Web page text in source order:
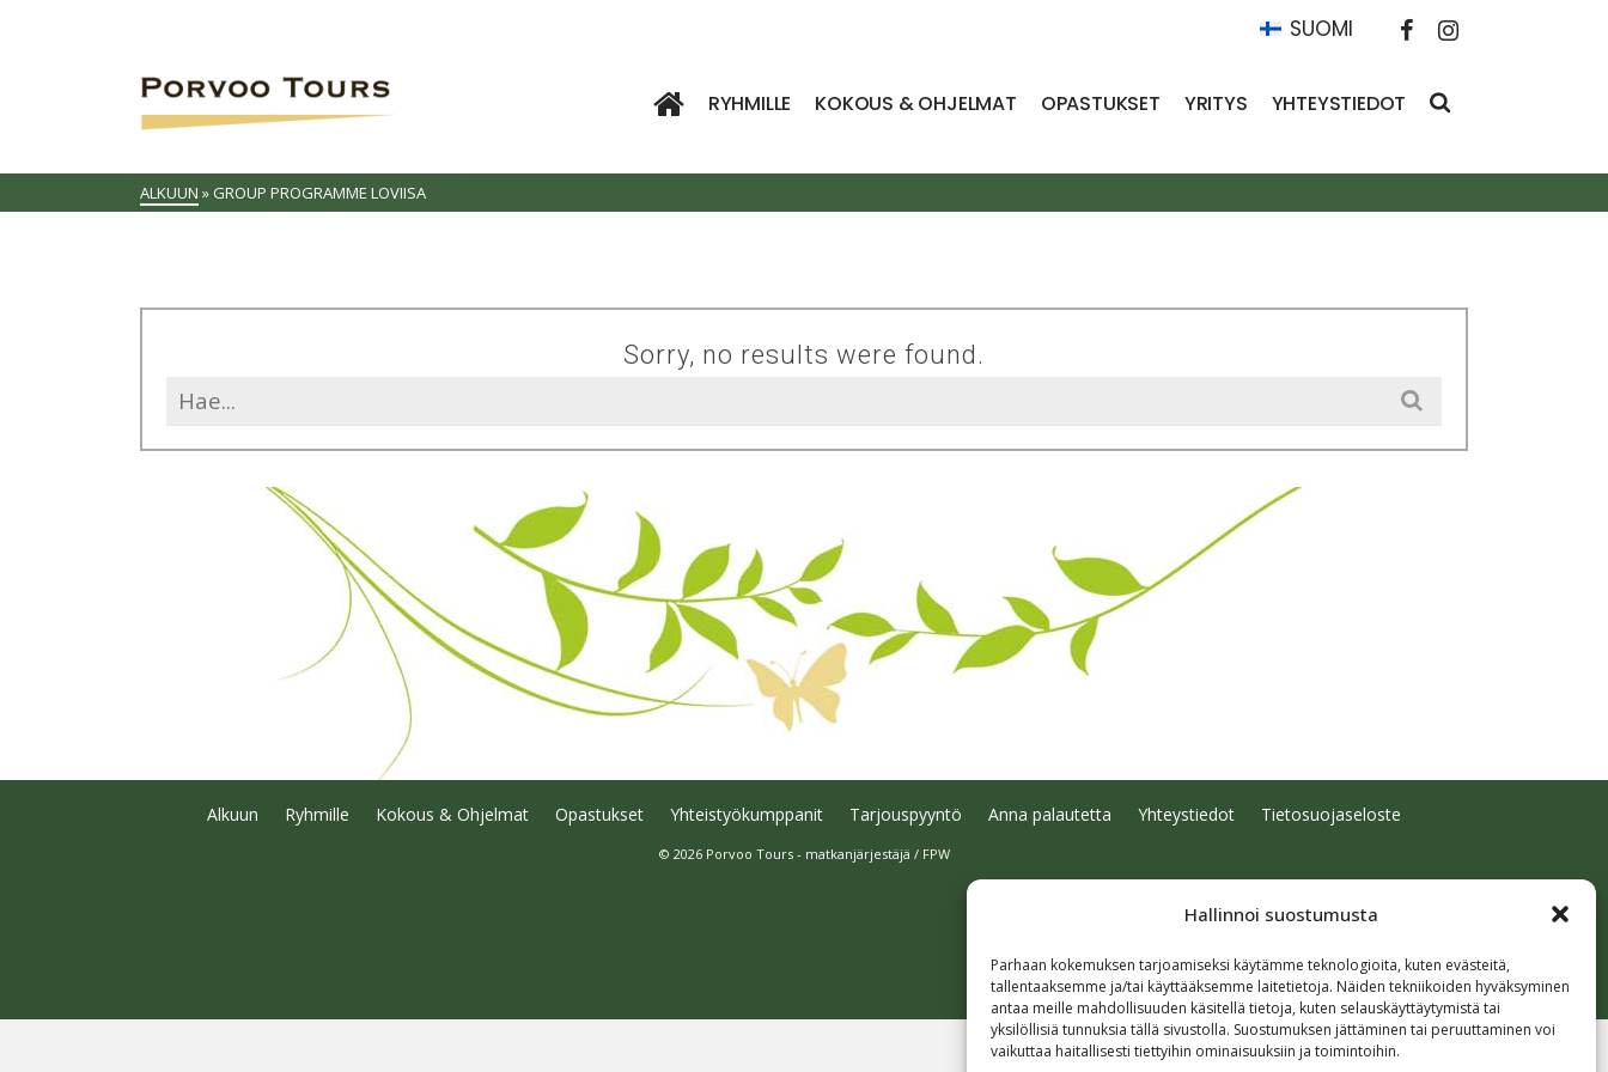
Hallinnoi suostumusta
Parhaan kokemuksen tarjoamiseksi käytämme teknologioita, kuten evästeitä,
tallentaaksemme ja/tai käyttääksemme laitetietoja. Näiden tekniikoiden hyväksyminen
antaa meille mahdollisuuden käsitellä tietoja, kuten selauskäyttäytymistä tai
yksilöllisiä tunnuksia tällä sivustolla. Suostumuksen jättäminen tai peruuttaminen voi
vaikuttaa haitallisesti tiettyihin ominaisuuksiin ja toimintoihin.
SUOMI
RYHMILLE KOKOUS & OHJELMAT OPASTUKSET YRITYS YHTEYSTIEDOT
ALKUUN » GROUP PROGRAMME LOVIISA
Sorry, no results were found.
Search
for:
Alkuun Ryhmille Kokous & Ohjelmat Opastukset Yhteistyökumppanit Tarjouspyyntö Anna palautetta Yhteystiedot Tietosuojaseloste
© 2026 Porvoo Tours - matkanjärjestäjä / FPW